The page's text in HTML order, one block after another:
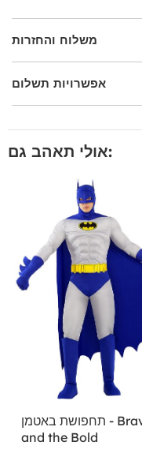
משלוח והחזרות
אפשרויות תשלום
אולי תאהב גם:
תחפושת באטמן - Brave
and the Bold